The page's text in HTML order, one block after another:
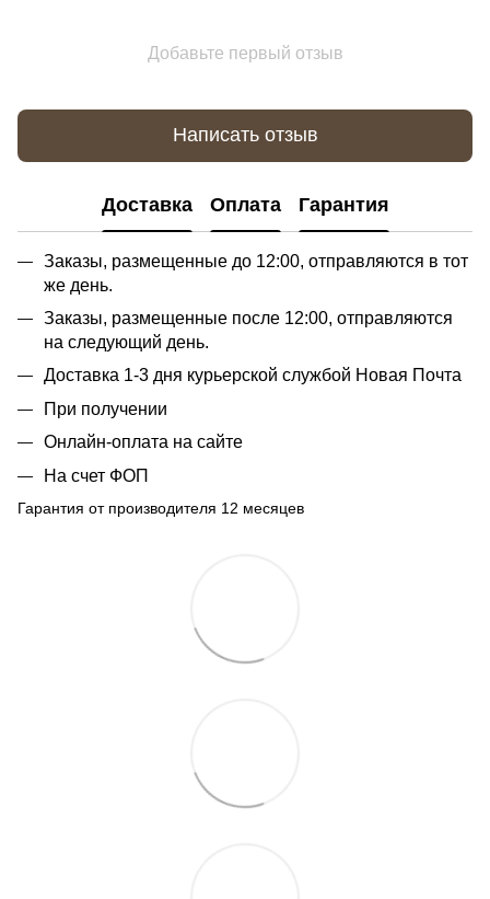
Добавьте первый отзыв
Написать отзыв
Доставка Оплата Гарантия
Заказы, размещенные до 12:00, отправляются в тот
же день.
Заказы, размещенные после 12:00, отправляются
на следующий день.
Доставка 1-3 дня курьерской службой Новая Почта
При получении
Онлайн-оплата на сайте
На счет ФОП
Гарантия от производителя 12 месяцев